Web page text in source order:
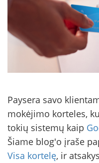
Paysera savo
mokėjimo korteles,
tokių sistemų kaip
Šiame blog'o įraše
Visa kortelę, ir